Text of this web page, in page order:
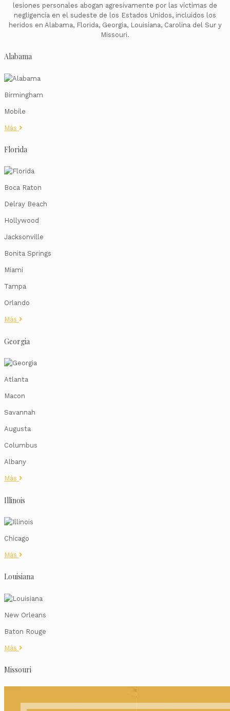
lesiones personales abogan agresivamente por las víctimas de
negligencia en el sudeste de los Estados Unidos, incluidos los
heridos en Alabama, Florida, Georgia, Louisiana, Carolina del Sur y
Missouri.
Alabama
Birmingham
Mobile
Más
Florida
Boca Raton
Delray Beach
Hollywood
Jacksonville
Bonita Springs
Miami
Tampa
Orlando
Más
Georgia
Atlanta
Macon
Savannah
Augusta
Columbus
Albany
Más
Illinois
Chicago
Más
Louisiana
New Orleans
Baton Rouge
Más
Missouri